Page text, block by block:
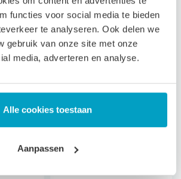
functies voor social media te bieden
te analyseren. Ook delen we
gebruik van onze site met onze
media, adverteren en analyse.
Alle cookies toestaan
Aanpassen
de
Classic
7 zones
ondersteuning
23 cm hoog
wasbare tijk
3 jaar garantie
Bepaal zelf de